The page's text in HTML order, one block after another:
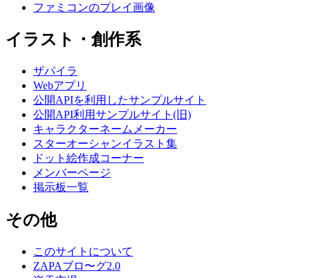
ファミコンのプレイ画像
イラスト・創作系
ザパイラ
Webアプリ
公開APIを利用したサンプルサイト
公開API利用サンプルサイト(旧)
キャラクターネームメーカー
スターオーシャンイラスト集
ドット絵作成コーナー
メンバーページ
掲示板一覧
その他
このサイトについて
ZAPAブロ〜グ2.0